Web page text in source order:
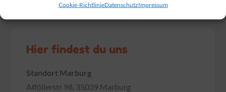
Cookie-RichtlinieDatenschutzImpressum
Hier findest du uns
Standort Marburg
Afföllerstr 98, 35039 Marburg